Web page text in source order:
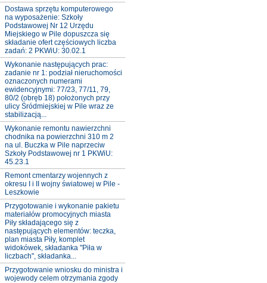
Dostawa sprzętu komputerowego
na wyposażenie: Szkoły
Podstawowej Nr 12 Urzędu
Miejskiego w Pile dopuszcza się
składanie ofert częściowych liczba
zadań: 2 PKWiU: 30.02.1
Wykonanie następujących prac:
zadanie nr 1: podział nieruchomości
oznaczonych numerami
ewidencyjnymi: 77/23, 77/11, 79,
80/2 (obręb 18) położonych przy
ulicy Śródmiejskiej w Pile wraz ze
stabilizacją...
Wykonanie remontu nawierzchni
chodnika na powierzchni 310 m 2
na ul. Buczka w Pile naprzeciw
Szkoły Podstawowej nr 1 PKWiU:
45.23.1
Remont cmentarzy wojennych z
okresu I i II wojny światowej w Pile -
Leszkowie
Przygotowanie i wykonanie pakietu
materiałów promocyjnych miasta
Piły składającego się z
następujących elementów: teczka,
plan miasta Piły, komplet
widokówek, składanka "Piła w
liczbach", składanka...
Przygotowanie wniosku do ministra i
wojewody celem otrzymania zgody